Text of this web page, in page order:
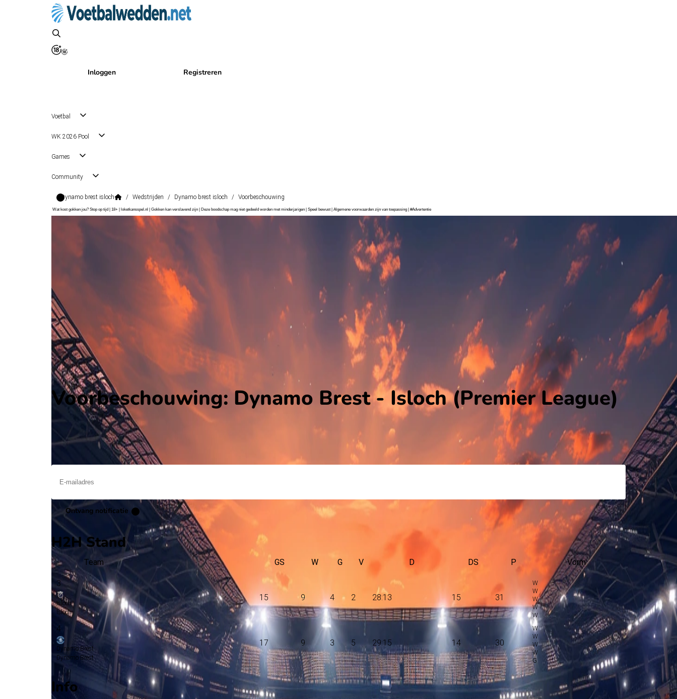
Inloggen Registreren
Voetbal
WK 2026 Pool
Games
Community
Dynamo brest isloch / Wedstrijden / Dynamo brest isloch / Voorbeschouwing
Wat kost gokken jou? Stop op tijd | 18+ | loketkansspel.nl | Gokken kan verslavend zijn | Deze boodschap mag niet gedeeld worden met minderjarigen | Speel bewust | Algemene voorwaarden zijn van toepassing | #Advertentie
, Wit-Rusland
Premier League
Alle wedstrijden
Dynamo Brest - Isloch
Opstellingen
Voorspelling
Voorbeschouwing
Voorbeschouwing: Dynamo Brest - Isloch (Premier League)
Op augustus 16 2026 gaat Dynamo Brest de strijd aan met Isloch. De wedstrijd wordt afgetrapt om 17:00 en wordt gespeeld in de Belarus 1.
Ontvang een notificatie als deze voorbeschouwing beschikbaar is
Ontvang notificatie
H2H Stand
Team GS W G V D DS P Vorm
3
Isloch
Isloch
15 9 4 2 28:13 15 31
4
Dynamo Brest
Dynamo Brest
17 9 3 5 29:15 14 30
Info